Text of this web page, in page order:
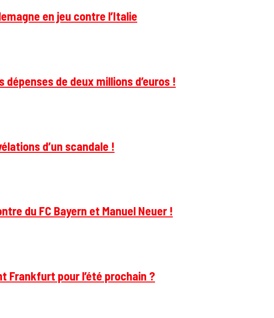
en jeu contre l’Italie
de deux millions d’euros !
d’un scandale !
du FC Bayern et Manuel Neuer !
Frankfurt pour l’été prochain ?